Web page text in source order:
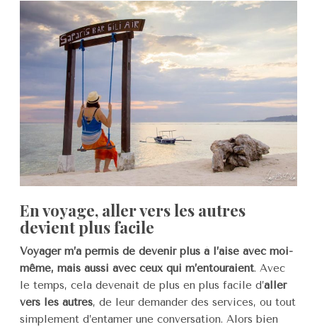
En voyage, aller vers les autres
devient plus facile
Voyager m’a permis de devenir plus à l’aise avec moi-
même, mais aussi avec ceux qui m’entouraient. Avec
le temps, cela devenait de plus en plus facile d’aller
vers les autres, de leur demander des services, ou tout
simplement d’entamer une conversation. Alors bien